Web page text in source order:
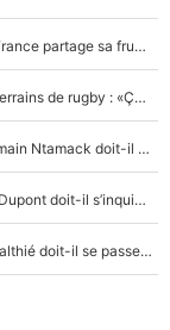
Mis de côté par Fabien Galthié, un joueur du XV de France partage sa frustration : «ils ne me l’ont pas dit tout de suite»
La raison d'être de Matthieu Jalibert en dehors des terrains de rugby : «Ça m'atteint autant que si tu touches à un membre de ma famille»
XV de France - Matthieu Jalibert a tout changé : Romain Ntamack doit-il s’inquiéter pour sa place à un an de la Coupe du monde ?
«Le XV de France est meilleur avec Lucu» : Antoine Dupont doit-il s’inquiéter pour sa place ?
Le XV de France a trouvé son remplaçant : Fabien Galthié doit-il se passer d'Antoine Dupont ?